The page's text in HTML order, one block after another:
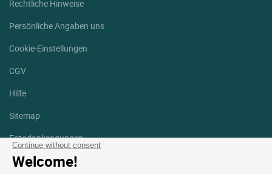
Continue without consent
Welcome!
Rechtliche Hinweise
Persönliche Angaben uns
Cookie-Einstellungen
CGV
Hilfe
Sitemap
Fotodanksagungen
Folgen Sie uns